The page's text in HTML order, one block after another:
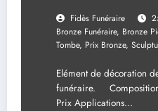
Fidès Funéraire
Bronze Funéraire, Bronze
Tombe, Prix Bronze,
Elément de décoration
funéraire. Composition
Prix Applications…